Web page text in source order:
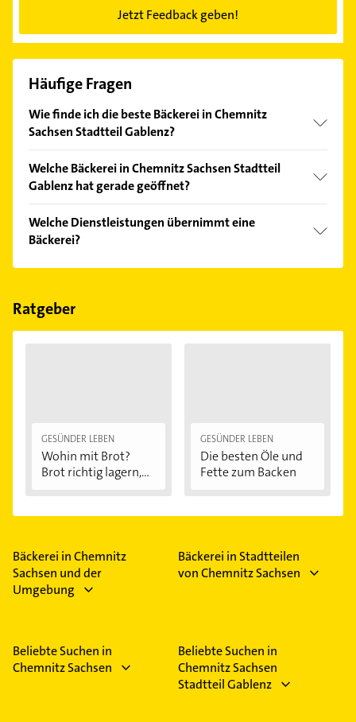
Jetzt Feedback geben!
Häufige Fragen
Wie finde ich die beste Bäckerei in Chemnitz
Sachsen Stadtteil Gablenz?
Kundenmeinungen und profitieren Sie von den
Empfehlungen. Die Suchergebnisse können Sie sich
Welche Bäckerei in Chemnitz Sachsen Stadtteil
Gablenz hat gerade geöffnet?
Bitte beachten Sie, dass diese an Sonn- und
Feiertagen abweichen können.
Welche Dienstleistungen übernimmt eine
Bäckerei?
Folgende Leistungen werden angeboten: App-
und Kfz Waschanlage.
Ratgeber
GESÜNDER LEBEN
Wohin mit Brot?
Brot richtig lagern,...
GESÜNDER LEBEN
Die besten Öle und
Fette zum Backen
Bäckerei in Chemnitz
Sachsen und der
Umgebung
Bäckerei in Stadtteilen
von Chemnitz Sachsen
Beliebte Suchen in
Chemnitz Sachsen
Beliebte Suchen in
Chemnitz Sachsen
Stadtteil Gablenz